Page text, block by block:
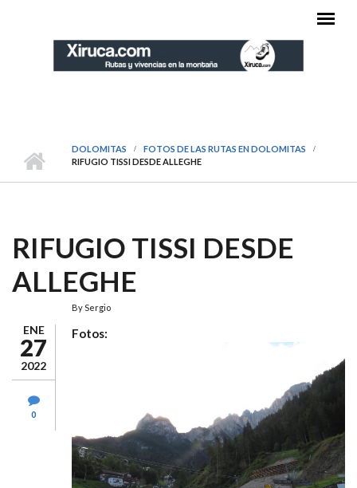
DOLOMITAS
FOTOS DE LAS RUTAS EN DOLOMITAS
RIFUGIO TISSI DESDE ALLEGHE
RIFUGIO TISSI DESDE
ALLEGHE
ENE
27
2022
0
BySergio
Fotos: